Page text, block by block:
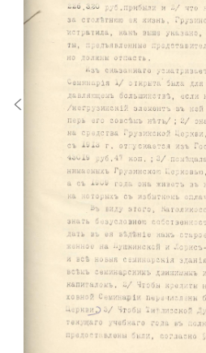
ᲤᲐᲘᲚᲘ
ᲤᲐᲘᲚᲘ 27
ᲤᲐᲘᲚᲘ 28
ᲤᲐᲘᲚᲘ 29
ᲤᲐᲘᲚᲘ 30
ᲤᲐᲘᲚᲘ 31
ᲤᲐᲘᲚᲘ 32